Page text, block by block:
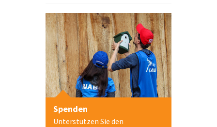
Spenden
Unterstützen Sie den